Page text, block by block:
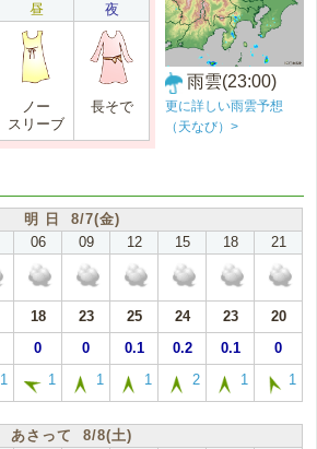
昼 夜
ノー
スリーブ
長そで
雨雲(23:00)
更に詳しい雨雲予想
（天なび）>
明 日 8/7(金)
06 09 12 15 18 21
18 23 25 24 23
20
0 0 0.1 0.2 0.1 0
1 1 1 1 2 1 1
あさって 8/8(土)